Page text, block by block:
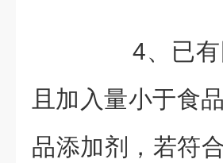
4、已有国
且加入量小于食
品添加剂，若符